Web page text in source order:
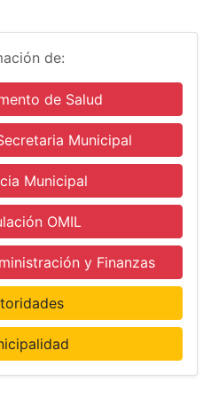
de:
de Salud
Municipal
Municipal
OMIL
y Finanzas